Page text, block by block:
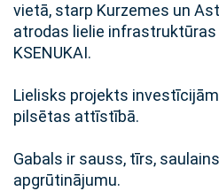
vietā, starp Kurzemes un
atrodas lielie infrastruktūras
KSENUKAI.
Lielisks projekts
pilsētas attīstībā.
Gabals ir sauss, tīrs,
apgrūtinājumu.